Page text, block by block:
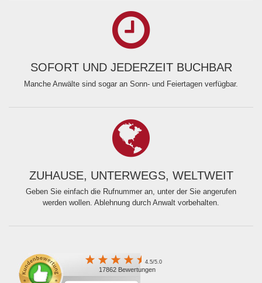
SOFORT UND JEDERZEIT BUCHBAR
Manche Anwälte sind sogar an Sonn- und Feiertagen verfügbar.
ZUHAUSE, UNTERWEGS, WELTWEIT
Geben Sie einfach die Rufnummer an, unter der Sie angerufen
werden wollen. Ablehnung durch Anwalt vorbehalten.
4.5/5.0
17862 Bewertungen